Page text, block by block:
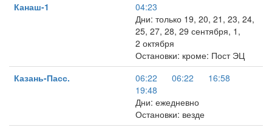
Канаш-1
04:23
Дни: только 19, 20, 21, 23, 24,
25, 27, 28, 29 сентября, 1,
2 октября
Остановки: кроме: Пост ЭЦ
Казань-Пасс.
06:22 06:22
16:58
19:48
Дни: ежедневно
Остановки: везде